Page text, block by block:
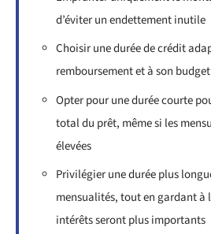
d’éviter un endettement inutile
Choisir une durée de crédit
remboursement et à son
Opter pour une durée courte
total du prêt, même si les
élevées
Privilégier une durée plus
mensualités, tout en gardant à
intérêts seront plus importants